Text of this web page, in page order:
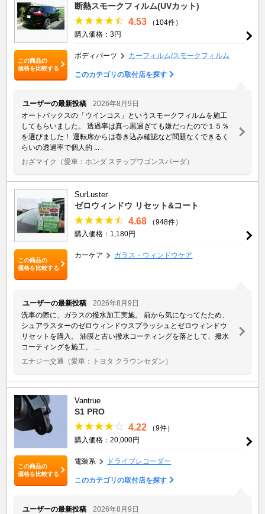
この商品の
価格を比較する
断熱スモークフィルム(UVカット)
4.53
（104件）
購入価格：3円
ボディパーツ カーフィルム/スモークフィルム
このカテゴリの取付店を探す
ユーザーの最新投稿
2026年8月9日
オートバックスの「ウインコス」というスモークフィルムを施工
してもらいました。 透過率は真っ黒過ぎても嫌だったので１５％
を選びました！ 運転席からは巻き込み確認など問題なくできるく
らいの透過率で個人的 ...
おざマイク
（愛車：ホンダ ステップワゴンスパーダ）
この商品の
価格を比較する
SurLuster
ゼロウィンドウ リセット&コート
4.68
（948件）
購入価格：1,180円
カーケア ガラス・ウィンドウケア
ユーザーの最新投稿
2026年8月9日
洗車の際に、ガラスの撥水加工実施。 前から気になってたため、
シュアラスターのゼロウィンドウスプラッシュとゼロウィンドウ
リセットを購入。 油膜と古い撥水コーティングを落として、撥水
コーティングを施工。 ...
エナジー交通 （愛車：トヨタ クラウンセダン）
この商品の
価格を比較する
Vantrue
S1 PRO
4.22
（9件）
購入価格：20,000円
電装系 ドライブレコーダー
このカテゴリの取付店を探す
ユーザーの最新投稿
2026年8月9日